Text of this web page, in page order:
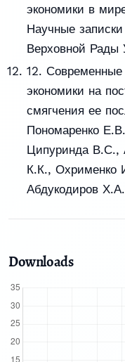
экономики в
Научные записки
Верховной
12. Современные
экономики на
смягчения ее
Пономаренко
Ципуринда В.С.,
К.К.,
Абдукодиров
Downloads